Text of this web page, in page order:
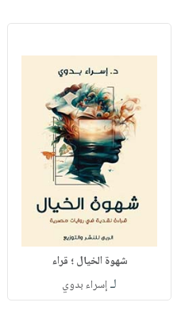
شهوة الخيال ؛ قراء
لـإسراء بدوي